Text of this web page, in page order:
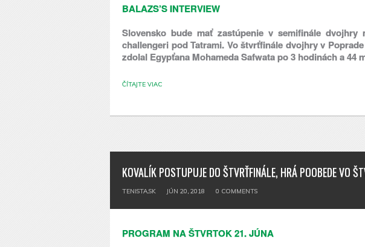
BALAZS’S INTERVIEW
Slovensko bude mať zastúpenie v semifinále dvojhry
challengeri pod Tatrami. Vo štvrťfinále dvojhry v
zdolal Egypťana Mohameda Safwata po 3 hodinách a 44
ČÍTAJTE VIAC
KOVALÍK POSTUPUJE DO ŠTVRŤFINÁLE, HRÁ POOBEDE VO
TENISTA.SK JÚN 20, 2018 0 COMMENTS
PROGRAM NA ŠTVRTOK 21. JÚNA